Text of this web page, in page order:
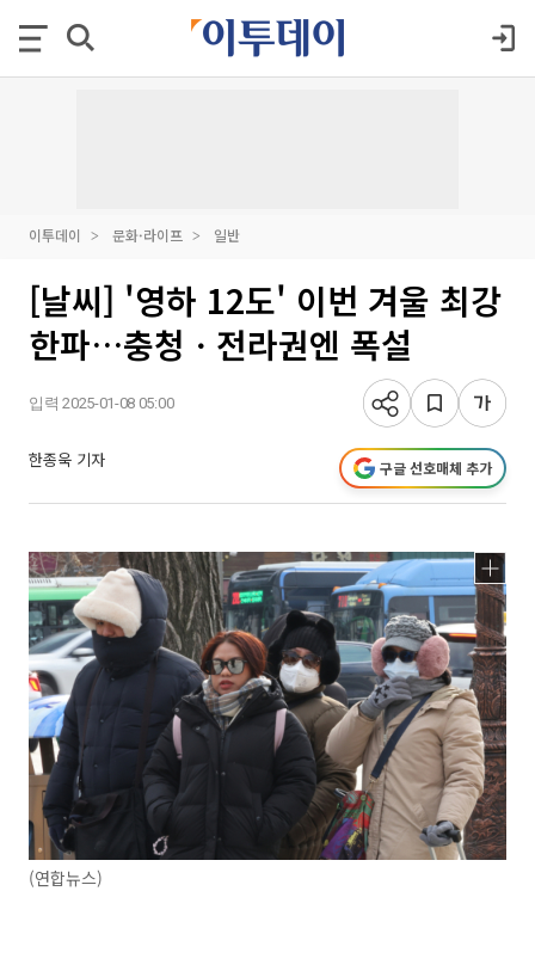
이투데이 문화·라이프 일반
[날씨] '영하 12도' 이번 겨울 최강
한파…충청ㆍ전라권엔 폭설
입력 2025-01-08 05:00
한종욱 기자 구글 선호매체 추가
(연합뉴스)